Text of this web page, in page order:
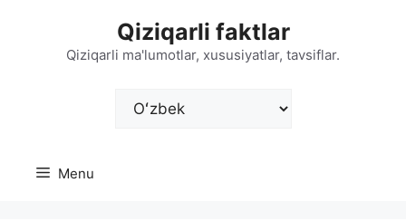
Qiziqarli faktlar
Qiziqarli ma'lumotlar, xususiyatlar, tavsiflar.
Choose
Menu